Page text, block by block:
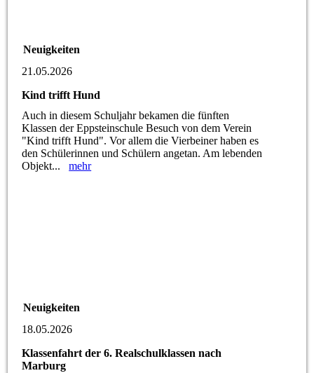
Neuigkeiten
21.05.2026
Kind trifft Hund
Auch in diesem Schuljahr bekamen die fünften
Klassen der Eppsteinschule Besuch von dem Verein
"Kind trifft Hund". Vor allem die Vierbeiner haben es
den Schülerinnen und Schülern angetan. Am lebenden
Objekt...mehr
Neuigkeiten
18.05.2026
Klassenfahrt der 6. Realschulklassen nach
Marburg